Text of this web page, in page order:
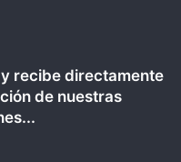
recibe directamente
de nuestras